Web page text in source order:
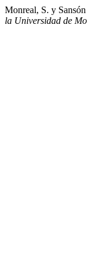
Monreal, S. y
la Universidad de